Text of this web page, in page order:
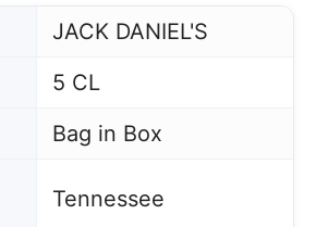
JACK DANIEL'S
5 CL
Bag in Box
Tennessee